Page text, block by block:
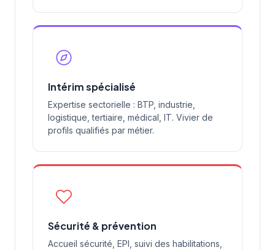
Intérim spécialisé
Expertise sectorielle : BTP, industrie,
logistique, tertiaire, médical, IT. Vivier de
profils qualifiés par métier.
Sécurité & prévention
Accueil sécurité, EPI, suivi des habilitations,